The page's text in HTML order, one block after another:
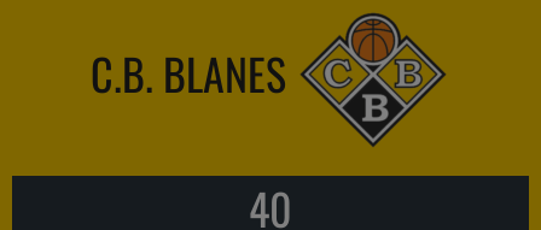
C.B. BLANES
40